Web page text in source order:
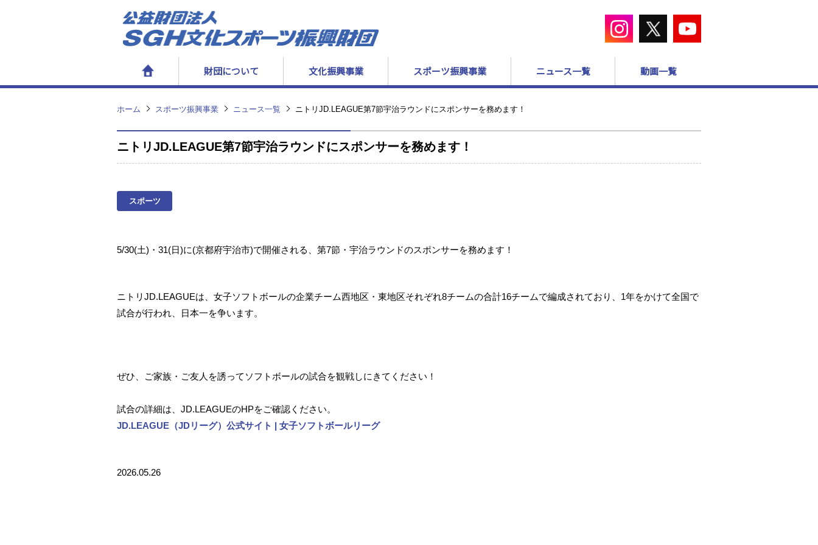
財団について 文化振興事業 スポーツ振興事業 ニュース一覧 動画一覧
ホーム スポーツ振興事業 ニュース一覧 ニトリJD.LEAGUE第7節宇治ラウンドにスポンサーを務めます！
ニトリJD.LEAGUE第7節宇治ラウンドにスポンサーを務めます！
スポーツ
5/30(土)・31(日)に(京都府宇治市)で開催される、第7節・宇治ラウンドのスポンサーを務めます！
ニトリJD.LEAGUEは、女子ソフトボールの企業チーム西地区・東地区それぞれ8チームの合計16チームで編成されており、1年をかけて全国で
試合が行われ、日本一を争います。
ぜひ、ご家族・ご友人を誘ってソフトボールの試合を観戦しにきてください！
試合の詳細は、JD.LEAGUEのHPをご確認ください。
JD.LEAGUE（JDリーグ）公式サイト | 女子ソフトボールリーグ
2026.05.26